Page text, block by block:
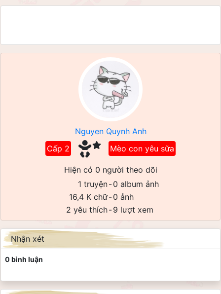
Nguyen Quynh Anh
Cấp 2
Mèo con yêu sữa
Hiện có 0 người theo dõi
1 truyện-0 album ảnh
16,4 K chữ-0 ảnh
2 yêu thích-9 lượt xem
Nhận xét
0 bình luận